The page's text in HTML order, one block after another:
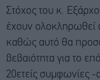
Στόχος του κ.
έχουν ολοκληρωθεί
καθώς αυτό θα
βεβαιότητα για το
20ετείς συμφωνίες